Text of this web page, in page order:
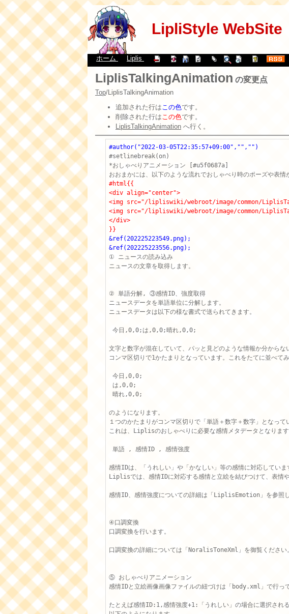
LipliStyle WebSite
ホーム Liplis
LiplisTalkingAnimation の変更点
Top/LiplisTalkingAnimation
追加された行はこの色です。
削除された行はこの色です。
LiplisTalkingAnimation へ行く。
#author("2022-03-05T22:35:57+09:00","","")
#setlinebreak(on)
*おしゃべりアニメーション [#u5f0687a]
#html{{
<div align="center">
<img src="/lipliswiki/webroot/image/common/
<img src="/lipliswiki/webroot/image/common/
</div>
}}
&ref(202225223549.png);
&ref(202225223556.png);
① ニュースの読み込み
ニュースの文章を取得します。
② 単語分解, ③感情ID、強度取得
ニュースデータを単語単位に分解します。
ニュースデータは以下の様な書式で送られてきます。
今日,0,0;は,0,0;晴れ,0,0;
文字と数字が混在していて、パッと見どのような情報か分からな
コンマ区切りで1かたまりとなっています。これをたてに並べてみ
今日,0,0;
は,0,0;
晴れ,0,0;
のようになります。
１つのかたまりがコンマ区切りで「単語＋数字＋数字」となって
これは、Liplisのおしゃべりに必要な感情メタデータとなります
単語 , 感情ID , 感情強度
感情IDは、「うれしい」や「かなしい」等の感情に対応していま
Liplisでは、感情IDに対応する感情と立絵を結びつけて、表情や
感情ID、感情強度についての詳細は「LiplisEmotion」を参照し
④口調変換
口調変換を行います。
口調変換の詳細については「NoralisToneXml」を御覧ください。
⑤ おしゃべりアニメーション
感情IDと立絵画像画像ファイルの紐づけは「body.xml」で行って
たとえば感情ID:1,感情強度+1:「うれしい」の場合に選択される